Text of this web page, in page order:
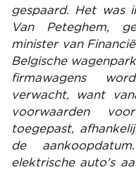
gespaard. Het was
Van Peteghem,
minister van
Belgische
firmawagens
verwacht, want
voorwaarden
toegepast,
de
elektrische auto's